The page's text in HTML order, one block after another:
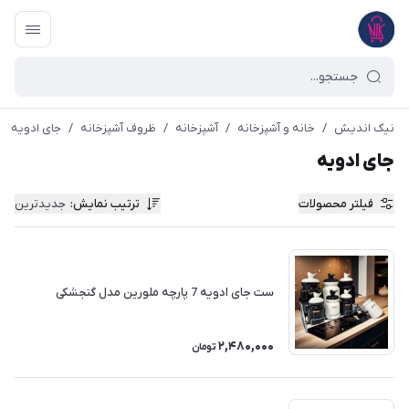
نیک اندیش / خانه و آشپزخانه / آشپزخانه / ظروف آشپزخانه / جای ادویه
جای ادویه
فیلتر محصولات ترتیب نمایش: جدیدترین
ست جای ادویه 7 پارچه ملورین مدل گنجشکی
2,480,000 تومان